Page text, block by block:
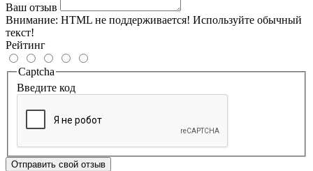
Ваш отзыв
Внимание: HTML не поддерживается! Используйте обычный
текст!
Рейтинг
Captcha
Введите код
Отправить свой отзыв